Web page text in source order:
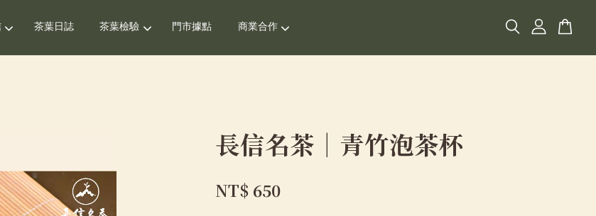
茶葉日誌 茶葉檢驗 門市據點 商業合作
長信名茶｜青竹泡茶杯
NT$ 650